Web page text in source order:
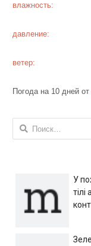
влажность:
давление:
ветер:
Погода на 10 дней от
Найти:
У